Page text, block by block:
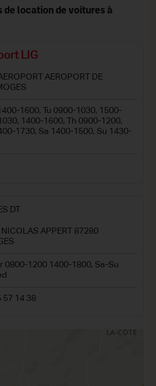
de location de voitures à
LIG
AEROPORT DE
1600, Tu 0900-1030, 1500-
1400-1600, Th 0900-1200,
1730, Sa 1400-1500, Su 1430-
DT
NICOLAS APPERT 87280
0800-1200 1400-1800, Sa-Su
57 14 38